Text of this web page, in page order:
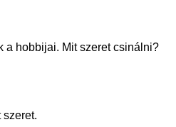
a hobbijai. Mit szeret csinálni?
szeret.